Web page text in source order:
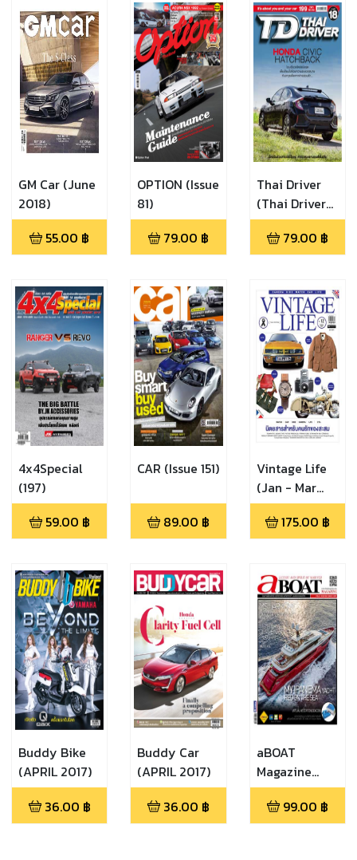
GM Car (June
2018)
55.00 ฿
OPTION (Issue
81)
79.00 ฿
Thai Driver
(Thai Driver
Issue 199)
79.00 ฿
4x4Special
(197)
59.00 ฿
CAR (Issue 151)
89.00 ฿
Vintage Life
(Jan - Mar
2017)
175.00 ฿
Buddy Bike
(APRIL 2017)
36.00 ฿
Buddy Car
(APRIL 2017)
36.00 ฿
aBOAT
Magazine
(February
2017)99.00 ฿